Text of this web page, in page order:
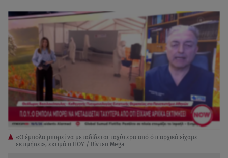
«Ο έμπολα μπορεί να μεταδίδεται ταχύτερα από ότι αρχικά είχαμε
εκτιμήσει», εκτιμά ο ΠΟΥ / Βίντεο Mega